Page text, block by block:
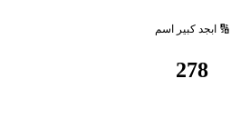
🔢 ابجد کبیر اسم
278